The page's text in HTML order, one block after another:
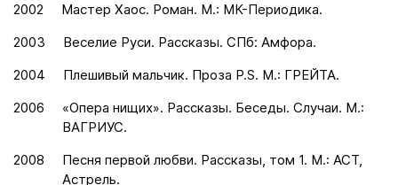
2002
Мастер Хаос. Роман. М.: МК-Периодика.
2003
Веселие Руси. Рассказы. СПб: Амфора.
2004
Плешивый мальчик. Проза P.S. М.: ГРЕЙТА.
2006
«Опера нищих». Рассказы. Беседы. Случаи. М.:
ВАГРИУС.
2008
Песня первой любви. Рассказы, том 1. М.: АСТ,
Астрель.